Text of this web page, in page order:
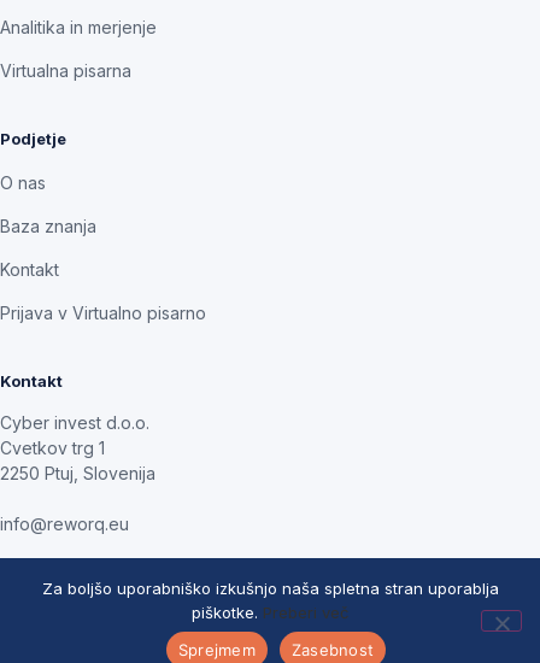
Analitika in merjenje
Virtualna pisarna
Podjetje
O nas
Baza znanja
Kontakt
Prijava v Virtualno pisarno
Kontakt
Cyber invest d.o.o.
Cvetkov trg 1
2250 Ptuj, Slovenija
info@reworq.eu
© 2026 REWORQ Digital. Vse pravice pridržane.
Piškotki
Za boljšo uporabniško izkušnjo naša spletna stran uporablja
piškotke. Preberi več
Sprejmem
Zasebnost